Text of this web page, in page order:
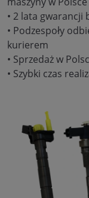
• 2 lata
• Podzespoły
kurierem
• Sprzedaż w
• Szybki czas